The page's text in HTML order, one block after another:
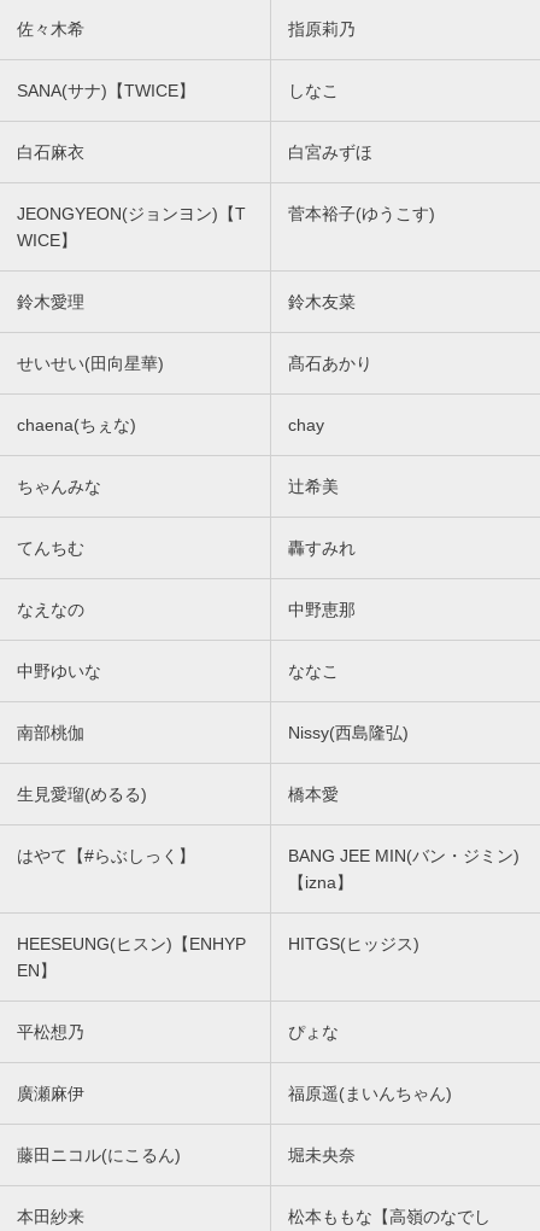
佐々木希 指原莉乃
SANA(サナ)【TWICE】 しなこ
白石麻衣 白宮みずほ
JEONGYEON(ジョンヨン)【T
WICE】
菅本裕子(ゆうこす)
鈴木愛理 鈴木友菜
せいせい(田向星華) 髙石あかり
chaena(ちぇな) chay
ちゃんみな 辻希美
てんちむ 轟すみれ
なえなの 中野恵那
中野ゆいな ななこ
南部桃伽 Nissy(西島隆弘)
生見愛瑠(めるる) 橋本愛
はやて【#らぶしっく】
BANG JEE MIN(バン・ジミン)
【izna】
HEESEUNG(ヒスン)【ENHYP
EN】
HITGS(ヒッジス)
平松想乃 ぴょな
廣瀬麻伊 福原遥(まいんちゃん)
藤田ニコル(にこるん) 堀未央奈
本田紗来
松本ももな【高嶺のなでし